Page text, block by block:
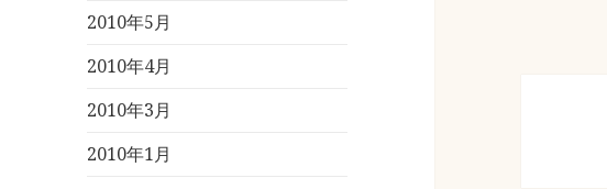
2010年5月
2010年4月
2010年3月
2010年1月